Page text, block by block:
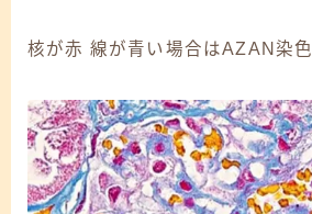
Follow Me
核が赤 線が青い場合はAZAN染色